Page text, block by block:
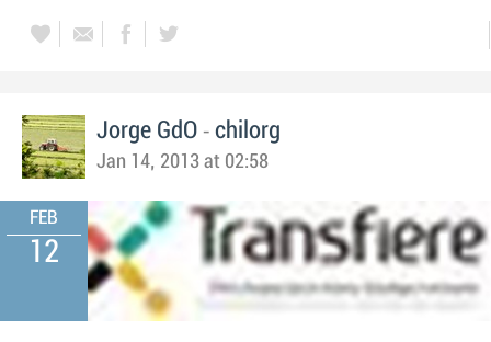
Jorge GdO - chilorg
Jan 14, 2013 at 02:58
FEB
12